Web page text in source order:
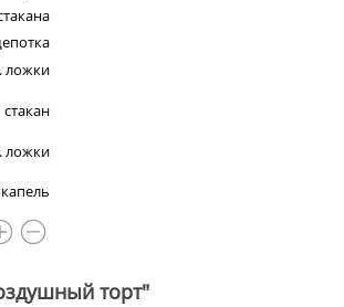
ложки
стакан
ложки
капель
торт"